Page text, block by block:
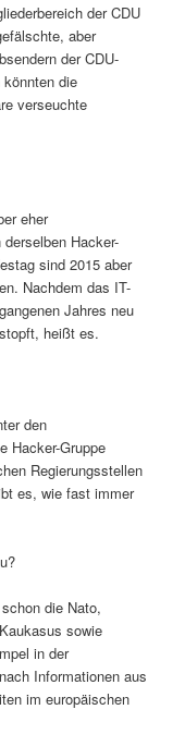
der CDU
aber
der CDU-
die
verseuchte
eher
Hacker-
sind 2015 aber
Nachdem das IT-
Jahres neu
heißt es.
den
Hacker-Gruppe
Regierungsstellen
es, wie fast immer
die Nato,
sowie
in der
Informationen aus
im europäischen